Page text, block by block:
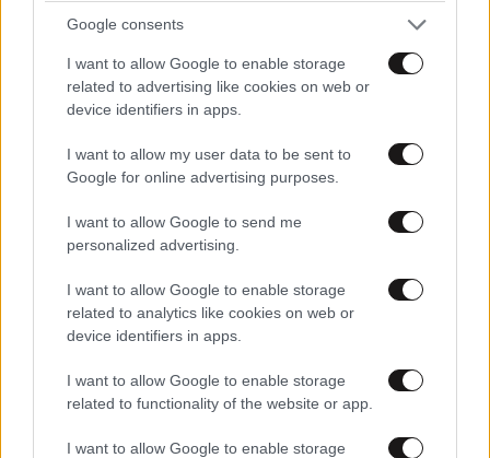
Google consents
I want to allow Google to enable storage
related to advertising like cookies on web or
device identifiers in apps.
I want to allow my user data to be sent to
Google for online advertising purposes.
I want to allow Google to send me
personalized advertising.
I want to allow Google to enable storage
related to analytics like cookies on web or
device identifiers in apps.
I want to allow Google to enable storage
related to functionality of the website or app.
I want to allow Google to enable storage
Νέο χάπι ρίχνει την «κακή» χοληστερίνη έως και
60% – Πήρε έγκριση και μπορεί να αλλάξει τα